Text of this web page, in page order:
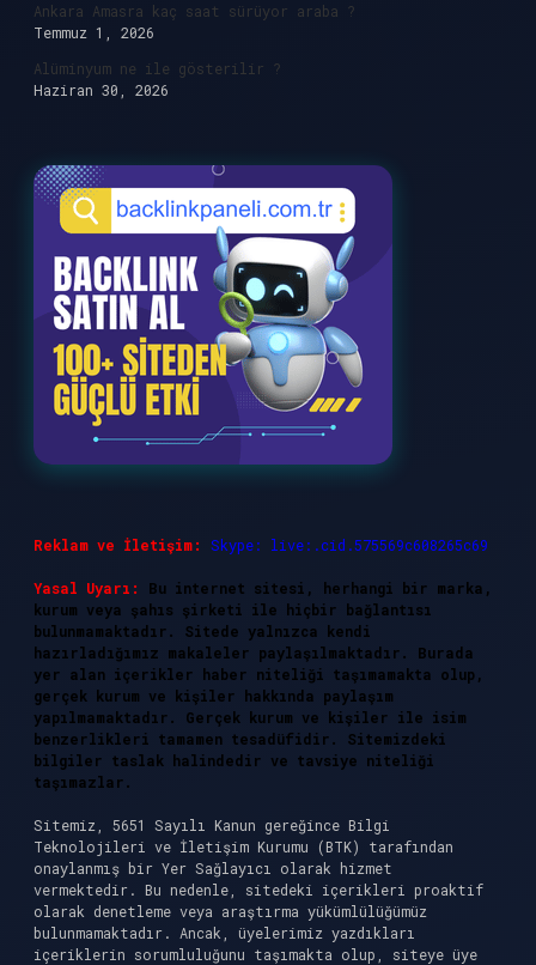
Ankara Amasra kaç saat sürüyor araba ?
Temmuz 1, 2026
Alüminyum ne ile gösterilir ?
Haziran 30, 2026
Reklam ve İletişim: Skype: live:.cid.575569c608265c69
Yasal Uyarı:
Bu internet sitesi, herhangi bir marka,
kurum veya şahıs şirketi ile hiçbir bağlantısı
bulunmamaktadır. Sitede yalnızca kendi
hazırladığımız makaleler paylaşılmaktadır. Burada
yer alan içerikler haber niteliği taşımamakta olup,
gerçek kurum ve kişiler hakkında paylaşım
yapılmamaktadır. Gerçek kurum ve kişiler ile isim
benzerlikleri tamamen tesadüfidir. Sitemizdeki
bilgiler taslak halindedir ve tavsiye niteliği
taşımazlar.
Sitemiz, 5651 Sayılı Kanun gereğince Bilgi
Teknolojileri ve İletişim Kurumu (BTK) tarafından
onaylanmış bir Yer Sağlayıcı olarak hizmet
vermektedir. Bu nedenle, sitedeki içerikleri proaktif
olarak denetleme veya araştırma yükümlülüğümüz
bulunmamaktadır. Ancak, üyelerimiz yazdıkları
içeriklerin sorumluluğunu taşımakta olup, siteye üye